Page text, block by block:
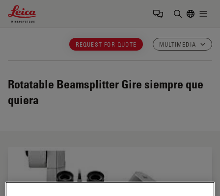
Leica Microsystems Logo
REQUEST FOR QUOTE MULTIMEDIA
Rotatable Beamsplitter Gire siempre que
quiera